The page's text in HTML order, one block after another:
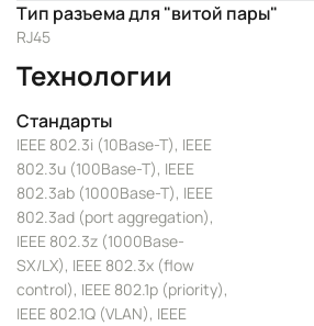
Тип разъема для "витой пары"
RJ45
Технологии
Стандарты
IEEE 802.3i (10Base-T), IEEE
802.3u (100Base-T), IEEE
802.3ab (1000Base-T), IEEE
802.3ad (port aggregation),
IEEE 802.3z (1000Base-
SX/LX), IEEE 802.3x (flow
control), IEEE 802.1p (priority),
IEEE 802.1Q (VLAN), IEEE